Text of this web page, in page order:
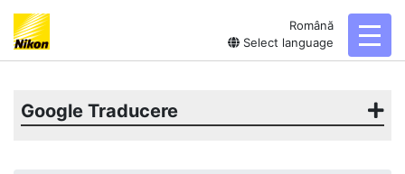
Română
Select language
Google Traducere